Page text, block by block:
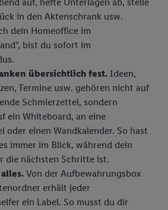
auf, hefte Unterlagen ab, stelle
in den Aktenschrank usw.
dein Homeoffice im
bist du sofort im
übersichtlich fest. Ideen,
Termine usw. gehören nicht auf
Schmierzettel, sondern
ein Whiteboard, an eine
oder einen Wandkalender. So hast
immer im Blick, während dein
die nächsten Schritte ist.
Von der Aufbewahrungsbox
erhält jeder
ein Label. So musst du dir